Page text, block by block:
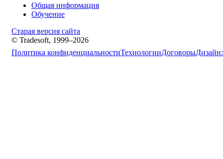
Общая информация
Обучение
Старая версия сайта
© Tradesoft, 1999–2026
Политика конфиденциальностиТехнологииДоговорыДизайн: